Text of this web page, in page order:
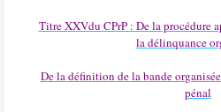
Titre XXVdu CPrP : De la procédure
la délinquance
De la définition de la bande
pénal